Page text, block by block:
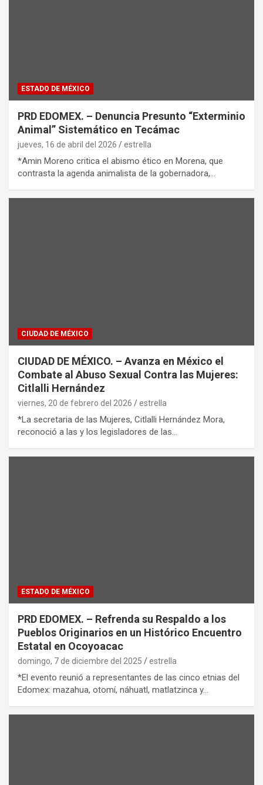
ESTADO DE MÉXICO
PRD EDOMEX. – Denuncia Presunto “Exterminio
Animal” Sistemático en Tecámac
jueves, 16 de abril del 2026 estrella
*Amin Moreno critica el abismo ético en Morena, que
contrasta la agenda animalista de la gobernadora,…
CIUDAD DE MÉXICO
CIUDAD DE MÉXICO. – Avanza en México el
Combate al Abuso Sexual Contra las Mujeres:
Citlalli Hernández
viernes, 20 de febrero del 2026 estrella
*La secretaria de las Mujeres, Citlalli Hernández Mora,
reconoció a las y los legisladores de las…
ESTADO DE MÉXICO
PRD EDOMEX. – Refrenda su Respaldo a los
Pueblos Originarios en un Histórico Encuentro
Estatal en Ocoyoacac
domingo, 7 de diciembre del 2025 estrella
*El evento reunió a representantes de las cinco etnias del
Edomex: mazahua, otomí, náhuatl, matlatzinca y…